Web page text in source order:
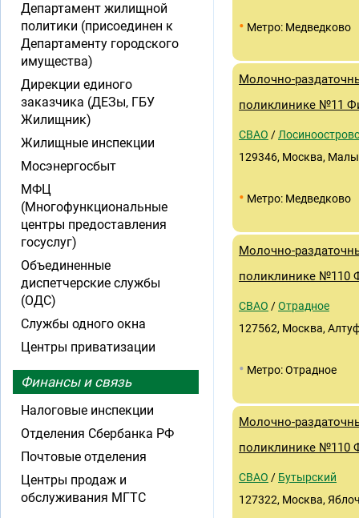
• Метро: Медведково
Молочно-
поликлинике №11
СВАО /
129346, Москва,
• Метро: Медведково
Молочно-
поликлинике №110
СВАО /Отрадное
127562, Москва,
• Метро: Отрадное
Молочно-
поликлинике №110
СВАО / Бутырский
127322, Москва,
Департамент жилищной
политики (присоединен к
Департаменту городского
имущества)
Дирекции единого
заказчика (ДЕЗы, ГБУ
Жилищник)
Жилищные инспекции
Мосэнергосбыт
МФЦ
(Многофункциональные
центры предоставления
госуслуг)
Объединенные
диспетчерские службы
(ОДС)
Службы одного окна
Центры приватизации
Финансы и связь
Налоговые инспекции
Отделения Сбербанка РФ
Почтовые отделения
Центры продаж и
обслуживания МГТС